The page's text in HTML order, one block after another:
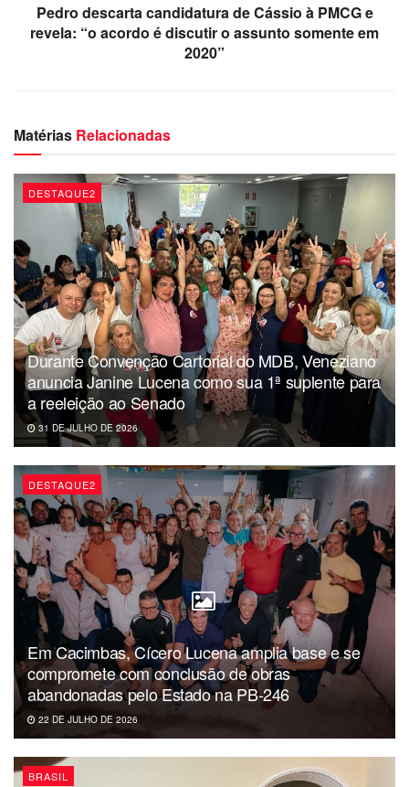
Pedro descarta candidatura de Cássio à PMCG e
revela: “o acordo é discutir o assunto somente em
2020”
Matérias Relacionadas
DESTAQUE2
Durante Convenção Cartorial do MDB, Veneziano
anuncia Janine Lucena como sua 1ª suplente para
a reeleição ao Senado
31 DE JULHO DE 2026
DESTAQUE2
Em Cacimbas, Cícero Lucena amplia base e se
compromete com conclusão de obras
abandonadas pelo Estado na PB-246
22 DE JULHO DE 2026
BRASIL